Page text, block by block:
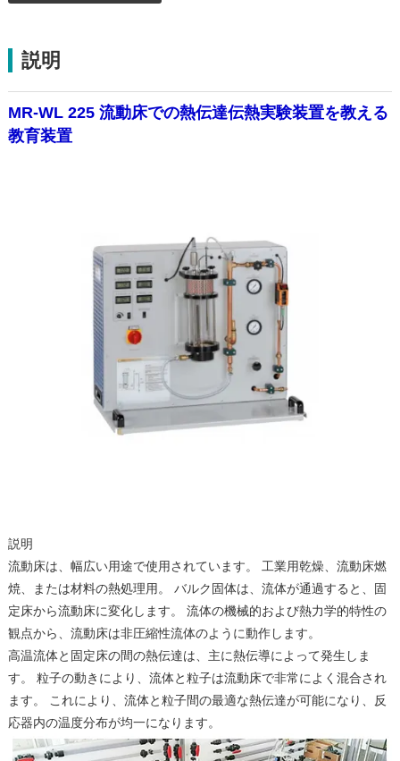
説明
MR-WL 225 流動床での熱伝達伝熱実験装置を教える
教育装置
説明
流動床は、幅広い用途で使用されています。 工業用乾燥、流動床燃
焼、または材料の熱処理用。 バルク固体は、流体が通過すると、固
定床から流動床に変化します。 流体の機械的および熱力学的特性の
観点から、流動床は非圧縮性流体のように動作します。
高温流体と固定床の間の熱伝達は、主に熱伝導によって発生しま
す。 粒子の動きにより、流体と粒子は流動床で非常によく混合され
ます。 これにより、流体と粒子間の最適な熱伝達が可能になり、反
応器内の温度分布が均一になります。